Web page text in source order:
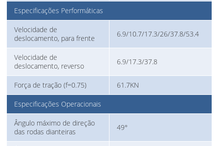
Especificações Performáticas
Velocidade de
deslocamento, para frente
6.9/10.7/17.3/26/37.8/53.4
Velocidade de
deslocamento, reverso
6.9/17.3/37.8
Força de tração (f=0.75) 61.7KN
Especificações Operacionais
Ângulo máximo de direção
das rodas dianteiras
49°